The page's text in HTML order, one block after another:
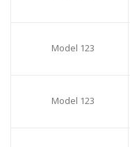
Model 123
Model 123